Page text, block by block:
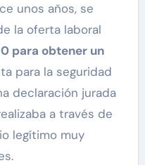
unos años, se
la oferta laboral
para obtener un
para la seguridad
declaración jurada
a través de
legítimo muy